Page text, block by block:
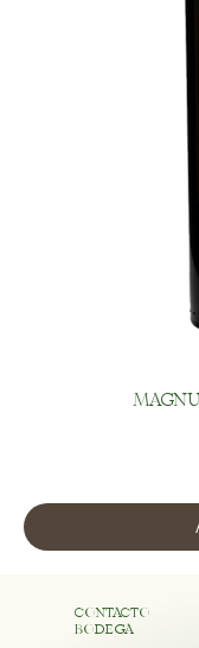
CONTACTO
BODEGA